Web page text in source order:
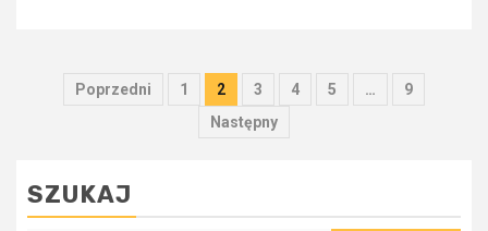
Stronicowanie
Poprzedni 1 2 3 4 5 …
9
Następny
SZUKAJ